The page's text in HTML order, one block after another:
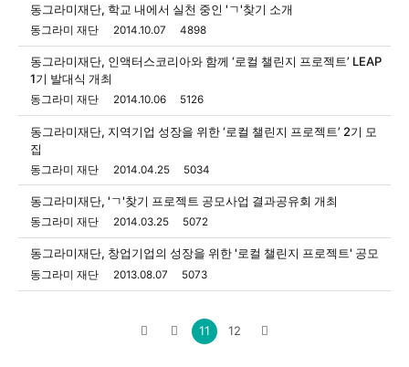
동그라미재단, 학교 내에서 실천 중인 'ㄱ'찾기 소개
동그라미 재단 2014.10.07 4898
동그라미재단, 인액터스코리아와 함께 ‘로컬 챌린지 프로젝트’ LEAP
1기 발대식 개최
동그라미 재단 2014.10.06 5126
동그라미재단, 지역기업 성장을 위한 ‘로컬 챌린지 프로젝트’ 2기 모
집
동그라미 재단 2014.04.25 5034
동그라미재단, 'ㄱ'찾기 프로젝트 공모사업 결과공유회 개최
동그라미 재단 2014.03.25 5072
동그라미재단, 창업기업의 성장을 위한 '로컬 챌린지 프로젝트' 공모
동그라미 재단 2013.08.07 5073
11 12